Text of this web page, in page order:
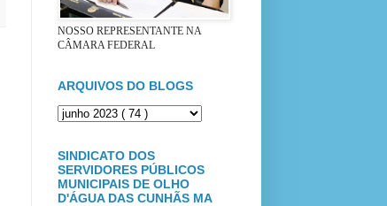
NOSSO REPRESENTANTE NA
CÂMARA FEDERAL
ARQUIVOS DO BLOGS
SINDICATO DOS
SERVIDORES PÚBLICOS
MUNICIPAIS DE OLHO
D'ÁGUA DAS CUNHÃS MA